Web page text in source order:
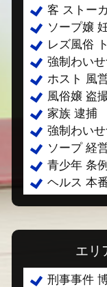
客 ストー
ソープ嬢
レズ風俗
強制わい
ホスト 風
風俗嬢 盗
家族 逮捕
強制わい
ソープ 経
青少年 条例
ヘルス 本
エリ
刑事事件